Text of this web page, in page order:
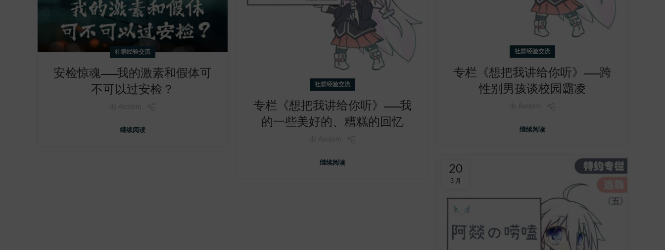
社群经验交流
专栏《想把我讲给你听》——跨
性别男孩谈校园霸凌
继续阅读
社群经验交流
安检惊魂——我的激素和假体可
不可以过安检？
继续阅读
社群经验交流
专栏《想把我讲给你听》——我
的一些美好的、糟糕的回忆
继续阅读
20
3 月